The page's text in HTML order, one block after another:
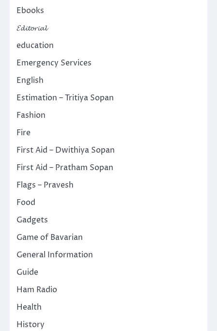
Ebooks
𝓔𝓭𝓲𝓽𝓸𝓻𝓲𝓪𝓵
education
Emergency Services
English
Estimation – Tritiya Sopan
Fashion
Fire
First Aid – Dwithiya Sopan
First Aid – Pratham Sopan
Flags – Pravesh
Food
Gadgets
Game of Bavarian
General Information
Guide
Ham Radio
Health
History